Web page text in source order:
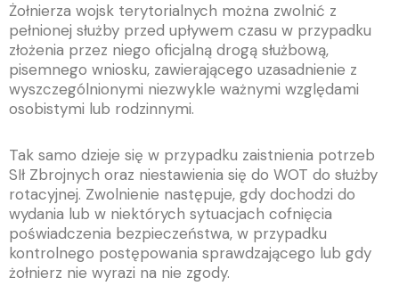
Żołnierza wojsk terytorialnych można zwolnić z
pełnionej służby przed upływem czasu w przypadku
złożenia przez niego oficjalną drogą służbową,
pisemnego wniosku, zawierającego uzasadnienie z
wyszczególnionymi niezwykle ważnymi względami
osobistymi lub rodzinnymi.
Tak samo dzieje się w przypadku zaistnienia potrzeb
SIł Zbrojnych oraz niestawienia się do WOT do służby
rotacyjnej. Zwolnienie następuje, gdy dochodzi do
wydania lub w niektórych sytuacjach cofnięcia
poświadczenia bezpieczeństwa, w przypadku
kontrolnego postępowania sprawdzającego lub gdy
żołnierz nie wyrazi na nie zgody.